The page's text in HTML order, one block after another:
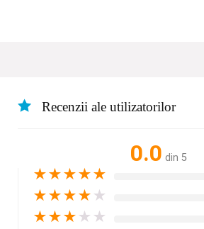
Recenzii ale utilizatorilor
0.0 din 5
★★★★★
★★★★ ★
★★★ ★ ★